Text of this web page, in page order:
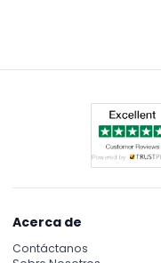
Acerca de
Contáctanos